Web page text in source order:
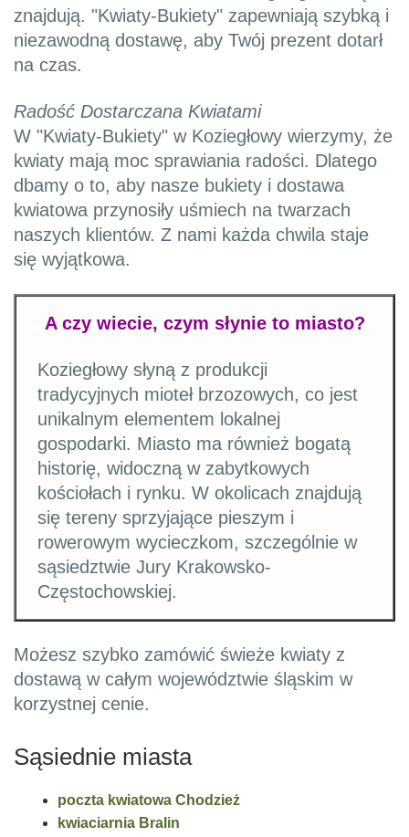
znajdują. "Kwiaty-Bukiety" zapewniają szybką i
niezawodną dostawę, aby Twój prezent dotarł
na czas.
Radość Dostarczana Kwiatami
W "Kwiaty-Bukiety" w Koziegłowy wierzymy, że
kwiaty mają moc sprawiania radości. Dlatego
dbamy o to, aby nasze bukiety i dostawa
kwiatowa przynosiły uśmiech na twarzach
naszych klientów. Z nami każda chwila staje
się wyjątkowa.
A czy wiecie, czym słynie to miasto?
Koziegłowy słyną z produkcji
tradycyjnych mioteł brzozowych, co jest
unikalnym elementem lokalnej
gospodarki. Miasto ma również bogatą
historię, widoczną w zabytkowych
kościołach i rynku. W okolicach znajdują
się tereny sprzyjające pieszym i
rowerowym wycieczkom, szczególnie w
sąsiedztwie Jury Krakowsko-
Częstochowskiej.
Możesz szybko zamówić świeże kwiaty z
dostawą w całym województwie śląskim w
korzystnej cenie.
Sąsiednie miasta
poczta kwiatowa Chodzież
kwiaciarnia Bralin